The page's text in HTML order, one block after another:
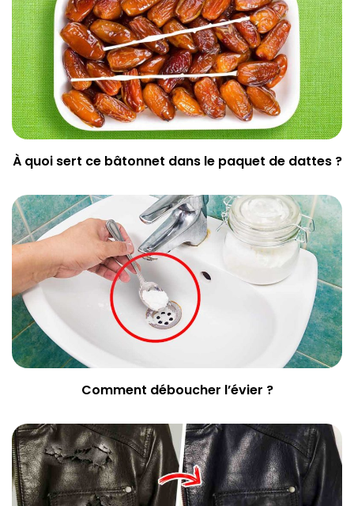
À quoi sert ce bâtonnet dans le paquet de dattes ?
Comment déboucher l’évier ?